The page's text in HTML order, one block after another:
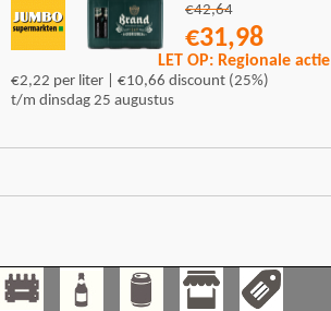
€42,64
€31,98
LET OP: Regionale actie
€2,22 per liter | €10,66 discount (25%)
t/m dinsdag 25 augustus